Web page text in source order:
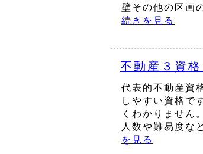
壁その他の区画
続きを見る
不動産３資
代表的不動産資
しやすい資格で
くわかりません
人数や難易度な
を見る